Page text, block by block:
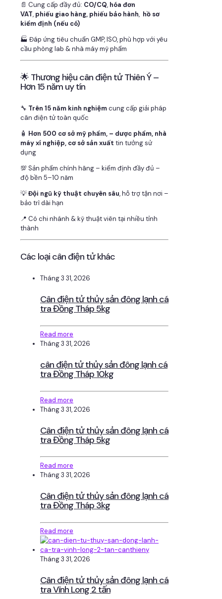
📄 Cung cấp đầy đủ: CO/CQ, hóa đơn
VAT, phiếu giao hàng, phiếu bảo hành, hồ sơ
kiểm định (nếu có)
🏭 Đáp ứng tiêu chuẩn GMP, ISO, phù hợp với yêu
cầu phòng lab & nhà máy mỹ phẩm
🌟 Thương hiệu cân điện tử Thiên Ý –
Hơn 15 năm uy tín
🔧 Trên 15 năm kinh nghiệmcung cấp giải pháp
cân điện tử toàn quốc
🧴 Hơn 500 cơ sở mỹ phẩm, – dược phẩm, nhà
máy xí nghiệp, cơ sở sản xuất tin tưởng sử
dụng
💯 Sản phẩm chính hãng – kiểm định đầy đủ –
độ bền 5–10 năm
💡Đội ngũ kỹ thuật chuyên sâu, hỗ trợ tận nơi –
bảo trì dài hạn
📍 Có chi nhánh & kỹ thuật viên tại nhiều tỉnh
thành
Các loại cân điện tử khác
Tháng 3 31, 2026
Cân điện tử thủy sản đông lạnh cá
tra Đồng Tháp 5kg
Read more
Tháng 3 31, 2026
cân điện tử thủy sản đông lạnh cá
tra Đồng Tháp 10kg
Read more
Tháng 3 31, 2026
Cân điện tử thủy sản đông lạnh cá
tra Đồng Tháp 5kg
Read more
Tháng 3 31, 2026
Cân điện tử thủy sản đông lạnh cá
tra Đồng Tháp 3kg
Read more
Tháng 3 31, 2026
Cân điện tử thủy sản đông lạnh cá
tra Vĩnh Long 2 tấn